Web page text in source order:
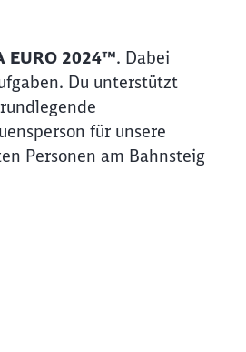
EURO 2024™. Dabei
Du unterstützt
für unsere
Personen am Bahnsteig